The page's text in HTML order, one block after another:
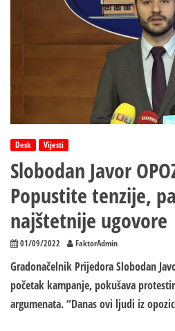
Radnici
RŽR
imaju
povjerenje
institucije
Desk Vijesti
Slobodan Javor
Popustite tenzije,
najštetnije ugovore
01/09/2022 FaktorAdmin
Gradonačelnik Prijedora Slobodan
početak kampanje, pokušava
argumenata. “Danas ovi ljudi iz